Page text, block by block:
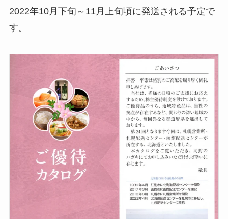
2022年10月下旬～11月上旬頃に発送される予定で
す。